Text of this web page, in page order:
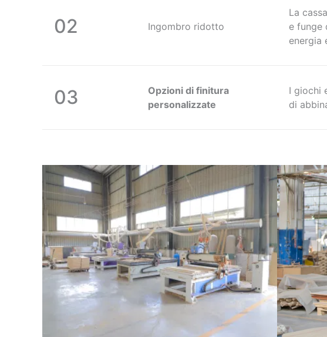
02 Ingombro ridotto
La
e funge
energia
03
Opzioni di finitura
personalizzate
I giochi
di